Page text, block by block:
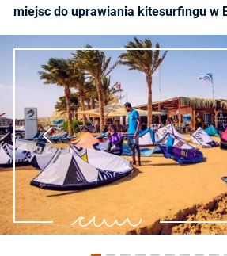
miejsc do uprawiania kitesurfingu w